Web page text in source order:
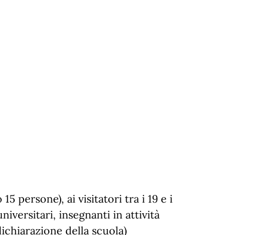
persone), ai visitatori tra i 19 e i
insegnanti in attività
della scuola)